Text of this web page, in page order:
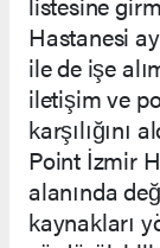
Hastanesi
ile de işe
iletişim ve
karşılığını
Point İzmir
alanında
kaynakları